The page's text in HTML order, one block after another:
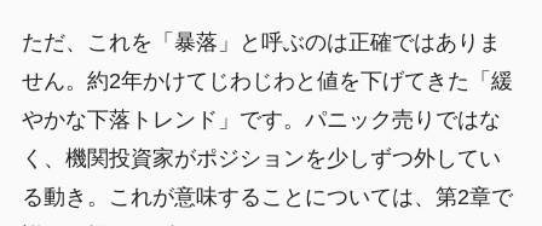
ただ、これを「暴落」と呼ぶのは正確ではありま
せん。約2年かけてじわじわと値を下げてきた「緩
やかな下落トレンド」です。パニック売りではな
く、機関投資家がポジションを少しずつ外してい
る動き。これが意味することについては、第2章で